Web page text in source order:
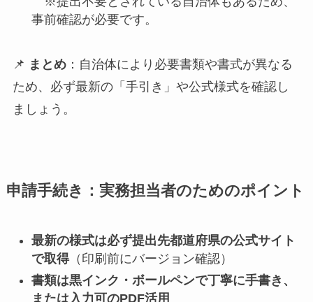
事前確認が必要です。
📌 まとめ：自治体により必要書類や書式が異なる
ため、必ず最新の「手引き」や公式様式を確認し
ましょう。
申請手続き：実務担当者のためのポイント
最新の様式は必ず提出先都道府県の公式サイト
で取得（印刷前にバージョン確認）
書類は黒インク・ボールペンで丁寧に手書き、
または入力可のPDF活用